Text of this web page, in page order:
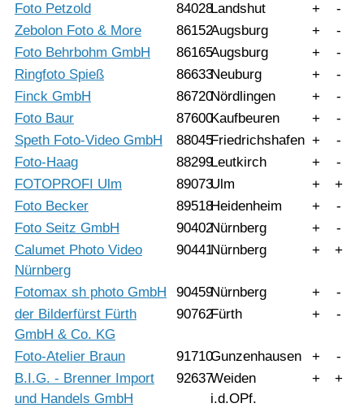
Foto Petzold 84028Landshut +
-
Zebolon Foto & More
86152Augsburg +
-
Foto Behrbohm GmbH
86165Augsburg +
-
Ringfoto Spieß
86633Neuburg +
-
Finck GmbH
86720Nördlingen +
-
Foto Baur
87600Kaufbeuren +
-
Speth Foto-Video GmbH
88045Friedrichshafen +
-
Foto-Haag
88299Leutkirch +
-
FOTOPROFI Ulm
89073Ulm +
+
Foto Becker
89518Heidenheim +
-
Foto Seitz GmbH
90402Nürnberg +
-
Calumet Photo Video
Nürnberg
90441Nürnberg + +
Fotomax sh photo GmbH 90459Nürnberg +
-
der Bilderfürst Fürth
GmbH & Co. KG
90762Fürth + -
Foto-Atelier Braun 91710Gunzenhausen +
-
B.I.G. - Brenner Import
und Handels GmbH
92637Weiden
i.d.OPf.
+ +